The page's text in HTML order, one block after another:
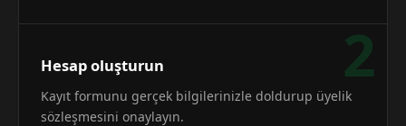
2
Hesap oluşturun
Kayıt formunu gerçek bilgilerinizle doldurup üyelik
sözleşmesini onaylayın.